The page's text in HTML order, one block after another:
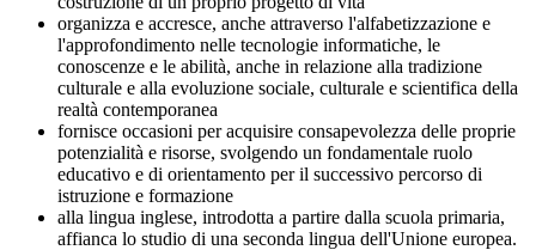
organizza e accresce, anche attraverso l'alfabetizzazione e
l'approfondimento nelle tecnologie informatiche, le
conoscenze e le abilità, anche in relazione alla tradizione
culturale e alla evoluzione sociale, culturale e scientifica della
realtà contemporanea
fornisce occasioni per acquisire consapevolezza delle proprie
potenzialità e risorse, svolgendo un fondamentale ruolo
educativo e di orientamento per il successivo percorso di
istruzione e formazione
alla lingua inglese, introdotta a partire dalla scuola primaria,
affianca lo studio di una seconda lingua dell'Unione europea.